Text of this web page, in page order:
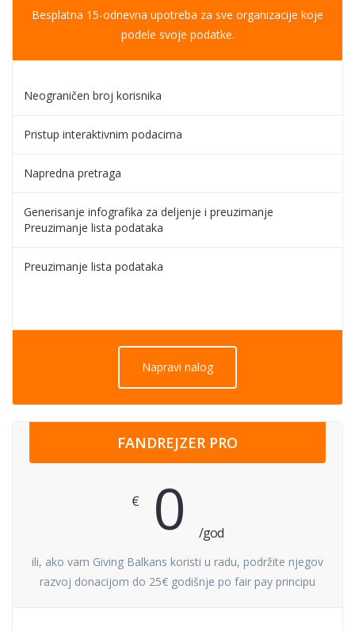
Besplatna 15-odnevna upotreba za sve organizacije koje
podele svoje podatke.
Neograničen broj korisnika
Pristup interaktivnim podacima
Napredna pretraga
Generisanje infografika za deljenje i preuzimanje
Preuzimanje lista podataka
Preuzimanje lista podataka
Napravi nalog
FANDREJZER PRO
€ 0 /god
ili, ako vam Giving Balkans koristi u radu, podržite njegov
razvoj donacijom do 25€ godišnje po fair pay principu